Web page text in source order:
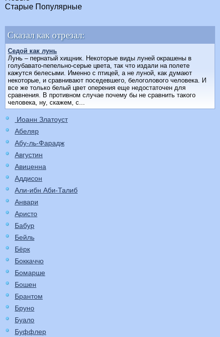
Старые Популярные
Сказал как отрезал:
Седой как лунь
Лунь – пернатый хищник. Некоторые виды луней окрашены в
голубавато-пепельно-серые цвета, так что издали на полете
кажутся белесыми. Именно с птицей, а не луной, как думают
некоторые, и сравнивают поседевшего, белоголового человека. И
все же только белый цвет оперения еще недостаточен для
сравнения. В противном случае почему бы не сравнить такого
человека, ну, скажем, с...
Иоанн Златоуст
Абеляр
Абу-ль-Фарадж
Августин
Авиценна
Аддисон
Али-ибн Аби-Талиб
Анвари
Аристо
Бабур
Бейль
Бёрк
Боккаччо
Бомарше
Бошен
Брантом
Бруно
Буало
Буффлер